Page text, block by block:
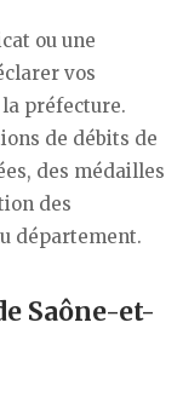
ou une
vos
préfecture.
de débits de
des médailles
des
département.
Saône-et-